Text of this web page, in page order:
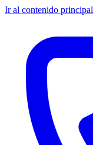
Ir al contenido principal